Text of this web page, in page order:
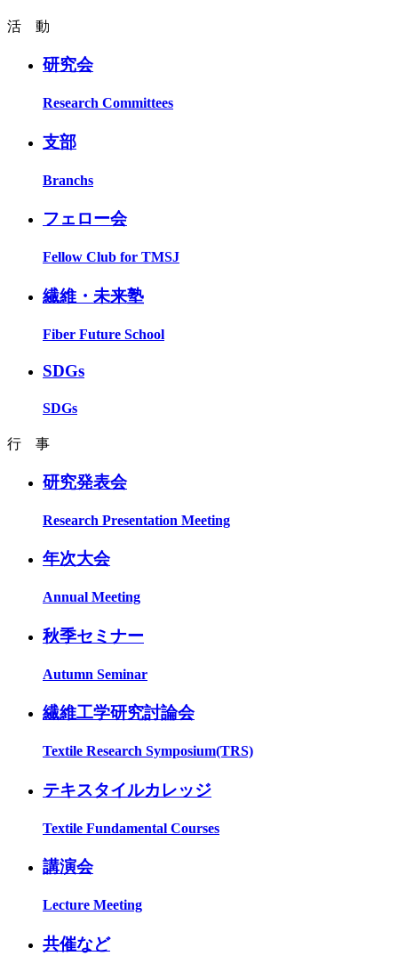
活 動
研究会
Research Committees
支部
Branchs
フェロー会
Fellow Club for TMSJ
繊維・未来塾
Fiber Future School
SDGs
SDGs
行 事
研究発表会
Research Presentation Meeting
年次大会
Annual Meeting
秋季セミナー
Autumn Seminar
繊維工学研究討論会
Textile Research Symposium(TRS)
テキスタイルカレッジ
Textile Fundamental Courses
講演会
Lecture Meeting
共催など